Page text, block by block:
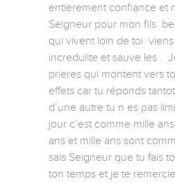
entierement confiance et
Seigneur pour mon fils
qui vivent loin de toi
incredulite et sauve les .
prieres qui montent vers
effets car tu réponds
d’une autre tu n es pas
jour c’est comme mille
ans et mille ans sont
sais Seigneur que tu fais
ton temps et je te